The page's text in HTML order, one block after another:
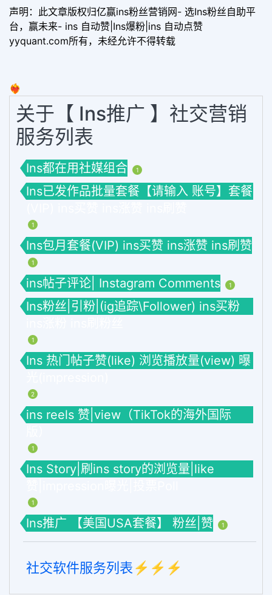
声明：此文章版权归亿赢ins粉丝营销网- 选Ins粉丝自助平
台，赢未来- ins 自动赞|Ins爆粉|ins 自动点赞
yyquant.com所有，未经允许不得转载
❤️‍🔥
关于【 Ins推广 】社交营销
服务列表
Ins都在用社媒组合 1
Ins已发作品批量套餐【请输入 账号】套餐
1
Ins包月套餐(VIP) ins买赞 ins涨赞 ins刷赞
1
ins帖子评论| Instagram Comments 1
Ins粉丝|引粉|(ig追踪\Follower) ins买粉
1
Ins 热门帖子赞(like) 浏览播放量(view) 曝
2
ins reels 赞|view（TikTok的海外国际
1
Ins Story|刷ins story的浏览量|like
1
Ins推广 【美国USA套餐】 粉丝|赞 1
社交软件服务列表⚡️⚡️⚡️